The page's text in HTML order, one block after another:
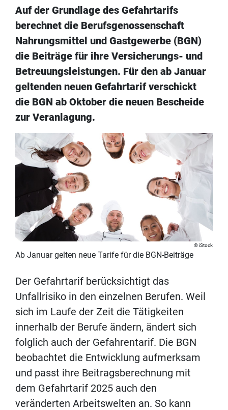
Auf der Grundlage des Gefahrtarifs
berechnet die Berufsgenossenschaft
Nahrungsmittel und Gastgewerbe (BGN)
die Beiträge für ihre Versicherungs- und
Betreuungsleistungen. Für den ab Januar
geltenden neuen Gefahrtarif verschickt
die BGN ab Oktober die neuen Bescheide
zur Veranlagung.
iStock
Ab Januar gelten neue Tarife für die BGN-Beiträge
Der Gefahrtarif berücksichtigt das
Unfallrisiko in den einzelnen Berufen. Weil
sich im Laufe der Zeit die Tätigkeiten
innerhalb der Berufe ändern, ändert sich
folglich auch der Gefahrentarif. Die BGN
beobachtet die Entwicklung aufmerksam
und passt ihre Beitragsberechnung mit
dem Gefahrtarif 2025 auch den
veränderten Arbeitswelten an. So kann